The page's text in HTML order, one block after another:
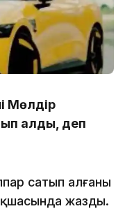
Мөлдір
алды, деп
сатып алғаны
жазды.